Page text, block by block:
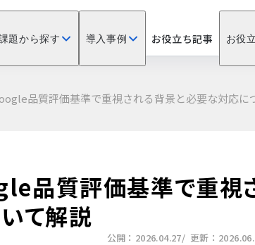
題から探す 導入事例 お役立ち記事 お役
品質評価基準で重視される背景と必要な対応に
品質評価基準で重視
て解説
公開：2026.04.27/ 更新：